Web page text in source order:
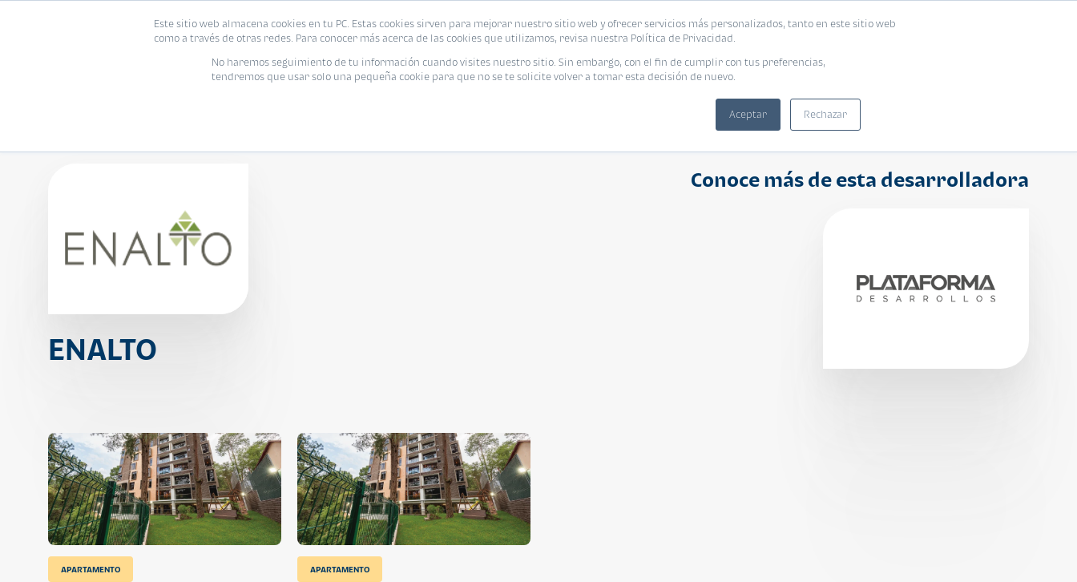
Este sitio web almacena cookies en tu PC. Estas cookies sirven para mejorar nuestro sitio web y ofrecer servicios más personalizados, tanto en este sitio web
como a través de otras redes. Para conocer más acerca de las cookies que utilizamos, revisa nuestra Política de Privacidad.
No haremos seguimiento de tu información cuando visites nuestro sitio. Sin embargo, con el fin de cumplir con tus preferencias,
tendremos que usar solo una pequeña cookie para que no se te solicite volver a tomar esta decisión de nuevo.
Aceptar Rechazar
ENALTO
Conoce más de esta desarrolladora
APARTAMENTO APARTAMENTO
Viviendas Eventos Promociones Blog Encuentra tu vivienda ideal